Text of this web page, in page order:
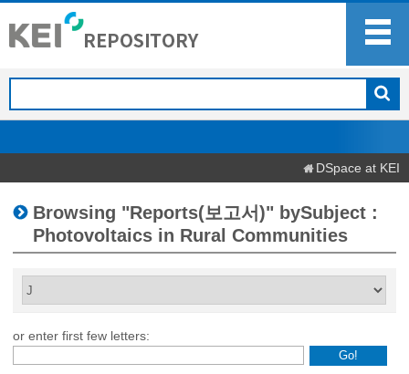
DSpace at KEI
Browsing "Reports(보고서)" bySubject :
Photovoltaics in Rural Communities
or enter first few letters: